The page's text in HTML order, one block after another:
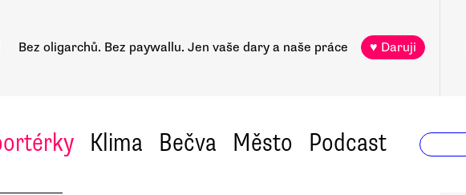
Bez oligarchů. Bez paywallu. Jen vaše dary a naše práce ♥ Daruji
Klima Bečva Město Podcast